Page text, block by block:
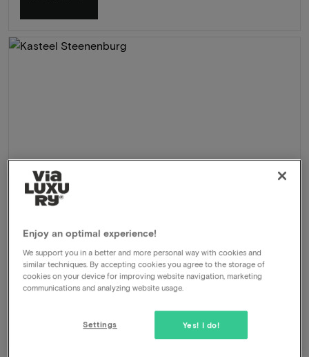
Kasteel Steenenburg★★★★
Nieuwkuijk, Nederland
Culinair verblijf in 4* Superior kasteelhotel op prachtig
Arrangement 1 nacht voor 2 personen inclusief:
Enjoy an optimal experience!
We support you in a better and more personal way with cookies and
similar techniques. By accepting cookies you agree to the storage of
cookies on your device for improving website navigation, marketing
communications and analyzing website usage.
Yes! I do!
Settings